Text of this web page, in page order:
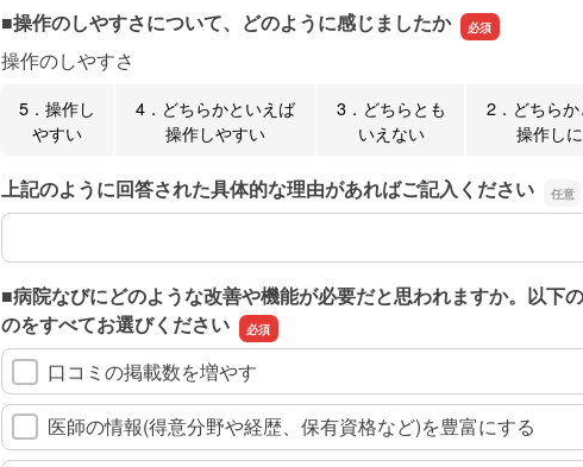
■操作のしやすさについて、どのように感じましたか
操作のしやすさ
5．操作し
やすい
4．どちらかといえば
操作しやすい
3．どちらとも
いえない
2．どちら
操作し
上記のように回答された具体的な理由があればご記入ください
上記のように回答された具体的な理由があればご記入ください
■病院なびにどのような改善や機能が必要だと思われますか。以下
のをすべてお選びください
口コミの掲載数を増やす
医師の情報(得意分野や経歴、保有資格など)を豊富にする